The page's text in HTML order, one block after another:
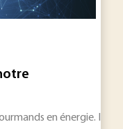
en énergie.